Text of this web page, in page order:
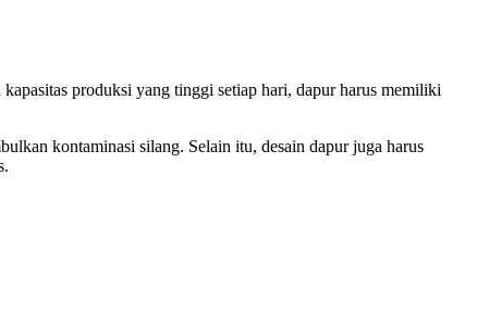
produksi yang tinggi setiap hari, dapur harus memiliki
kontaminasi silang. Selain itu, desain dapur juga harus